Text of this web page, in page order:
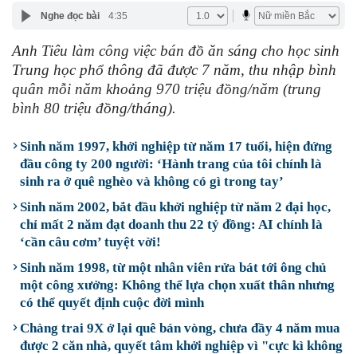
Nghe đọc bài 4:35
Anh Tiêu làm công việc bán đồ ăn sáng cho học sinh
Trung học phổ thông đã được 7 năm, thu nhập bình
quân mỗi năm khoảng 970 triệu đồng/năm (trung
bình 80 triệu đồng/tháng).
Sinh năm 1997, khởi nghiệp từ năm 17 tuổi, hiện đứng
đầu công ty 200 người: ‘Hành trang của tôi chính là
sinh ra ở quê nghèo và không có gì trong tay’
Sinh năm 2002, bắt đầu khởi nghiệp từ năm 2 đại học,
chỉ mất 2 năm đạt doanh thu 22 tỷ đồng: AI chính là
‘cần câu cơm’ tuyệt vời!
Sinh năm 1998, từ một nhân viên rửa bát tới ông chủ
một công xưởng: Không thể lựa chọn xuất thân nhưng
có thể quyết định cuộc đời mình
Chàng trai 9X ở lại quê bán vòng, chưa đầy 4 năm mua
được 2 căn nhà, quyết tâm khởi nghiệp vì "cực kì không